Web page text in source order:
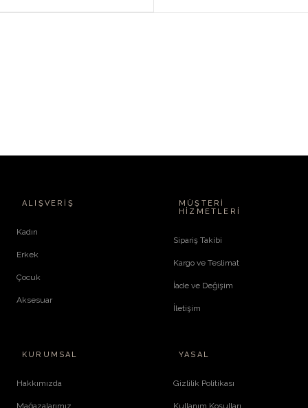
ALIŞVERIŞ
Kadın
Erkek
Çocuk
Aksesuar
MÜŞTERI
HIZMETLERI
Sipariş Takibi
Kargo ve Teslimat
İade ve Değişim
İletişim
KURUMSAL
Hakkımızda
Mağazalarımız
YASAL
Gizlilik Politikası
Kullanım Koşulları